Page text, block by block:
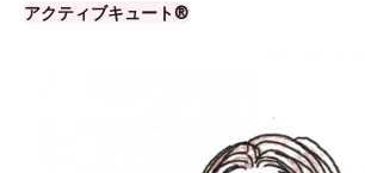
アクティブキュート®